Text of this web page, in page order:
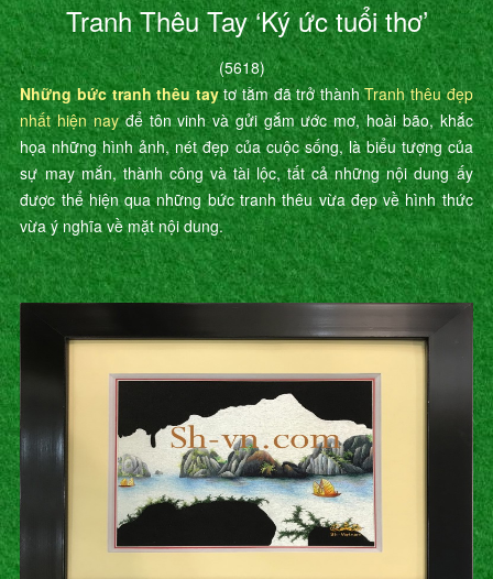
Tranh Thêu Tay ‘Ký ức tuổi thơ’
(5618)
Những bức tranh thêu taytơ tằm đã trở thànhTranh thêu đẹp
nhất hiện nayđể tôn vinh và gửi gắm ước mơ, hoài bão, khắc
họa những hình ảnh, nét đẹp của cuộc sống, là biểu tượng của
sự may mắn, thành công và tài lộc, tất cả những nội dung ấy
được thể hiện qua những bức tranh thêu vừa đẹp về hình thức
vừa ý nghĩa về mặt nội dung.